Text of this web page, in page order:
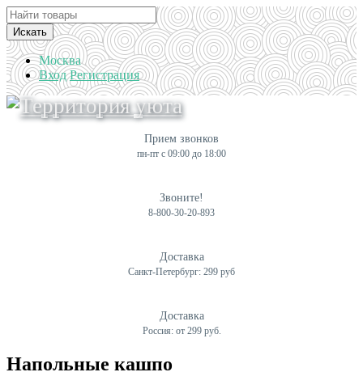
Искать
Москва
Вход Регистрация
Прием звонков
пн-пт с 09:00 до 18:00
Звоните!
8-800-30-20-893
Доставка
Санкт-Петербург: 299 руб
Доставка
Россия: от 299 руб.
Напольные кашпо